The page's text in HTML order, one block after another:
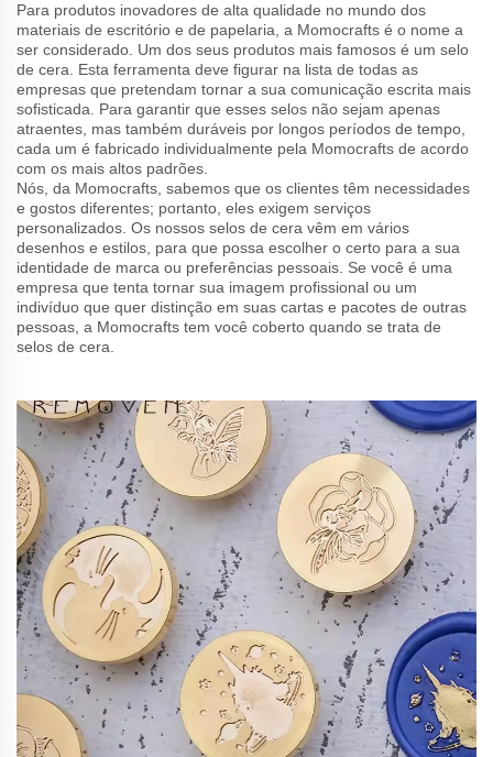
Para produtos inovadores de alta qualidade no mundo dos
materiais de escritório e de papelaria, a Momocrafts é o nome a
ser considerado. Um dos seus produtos mais famosos é um selo
de cera. Esta ferramenta deve figurar na lista de todas as
empresas que pretendam tornar a sua comunicação escrita mais
sofisticada. Para garantir que esses selos não sejam apenas
atraentes, mas também duráveis por longos períodos de tempo,
cada um é fabricado individualmente pela Momocrafts de acordo
com os mais altos padrões.
Nós, da Momocrafts, sabemos que os clientes têm necessidades
e gostos diferentes; portanto, eles exigem serviços
personalizados. Os nossos selos de cera vêm em vários
desenhos e estilos, para que possa escolher o certo para a sua
identidade de marca ou preferências pessoais. Se você é uma
empresa que tenta tornar sua imagem profissional ou um
indivíduo que quer distinção em suas cartas e pacotes de outras
pessoas, a Momocrafts tem você coberto quando se trata de
selos de cera.